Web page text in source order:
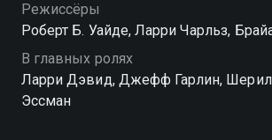
Режиссёры
Роберт Б. Уайде, Ларри Чарльз,
В главных ролях
Ларри Дэвид, Джефф Гарлин,
Эссман